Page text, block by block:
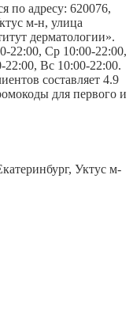
по адресу: 620076,
м-н, улица
дерматологии».
22:00, Ср 10:00-22:00,
Вс 10:00-22:00.
составляет 4.9
для первого и
Уктус м-